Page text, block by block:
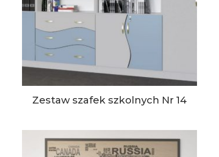
Zestaw szafek szkolnych Nr 14